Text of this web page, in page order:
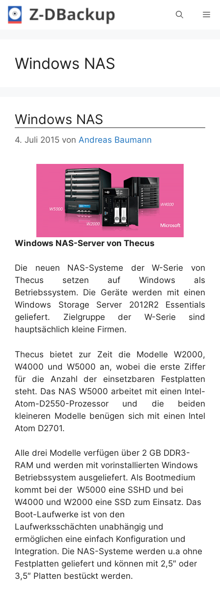
Zum
Inhalt
Windows NAS
Windows NAS
4. Juli 2015 von Andreas Baumann
Windows NAS-Server von Thecus
Die neuen NAS-Systeme der W-Serie von
Thecus setzen auf Windows als
Betriebssystem. Die Geräte werden mit einen
Windows Storage Server 2012R2 Essentials
geliefert. Zielgruppe der W-Serie sind
hauptsächlich kleine Firmen.
Thecus bietet zur Zeit die Modelle W2000,
W4000 und W5000 an, wobei die erste Ziffer
für die Anzahl der einsetzbaren Festplatten
steht. Das NAS W5000 arbeitet mit einen Intel-
Atom-D2550-Prozessor und die beiden
kleineren Modelle benügen sich mit einen Intel
Atom D2701.
Alle drei Modelle verfügen über 2 GB DDR3-
RAM und werden mit vorinstallierten Windows
Betriebssystem ausgeliefert. Als Bootmedium
kommt bei der W5000 eine SSHD und bei
W4000 und W2000 eine SSD zum Einsatz. Das
Boot-Laufwerke ist von den
Laufwerksschächten unabhängig und
ermöglichen eine einfach Konfiguration und
Integration. Die NAS-Systeme werden u.a ohne
Festplatten geliefert und können mit 2,5″ oder
3,5″ Platten bestückt werden.